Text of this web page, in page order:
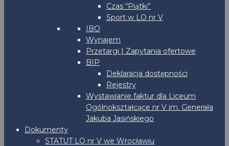
Czas “Piątki”
Sport w LO nr V
IBO
Wynajem
Przetargi | Zapytania ofertowe
BIP
Deklaracja dostępności
Rejestry
Wystawianie faktur dla Liceum
Ogólnokształcące nr V im. Generała
Jakuba Jasińskiego
Dokumenty
STATUT LO nr V we Wrocławiu